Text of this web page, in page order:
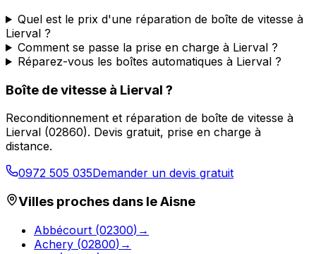
Quel est le prix d'une réparation de boîte de vitesse à
Lierval ?
Comment se passe la prise en charge à Lierval ?
Réparez-vous les boîtes automatiques à Lierval ?
Boîte de vitesse à Lierval ?
Reconditionnement et réparation de boîte de vitesse à
Lierval (02860). Devis gratuit, prise en charge à
distance.
0972 505 035Demander un devis gratuit
Villes proches dans leAisne
Abbécourt (02300) →
Achery (02800) →